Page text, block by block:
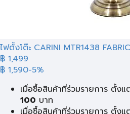
ไฟตั้งโต๊ะ CARINI MTR1438
฿ 1,499
฿ 1,590-5%
เมื่อซื้อสินค้าที่ร่วมรายการ ตั้งแ
100 บาท
เมื่อซื้อสินค้าที่ร่วมรายการ ตั้งแ